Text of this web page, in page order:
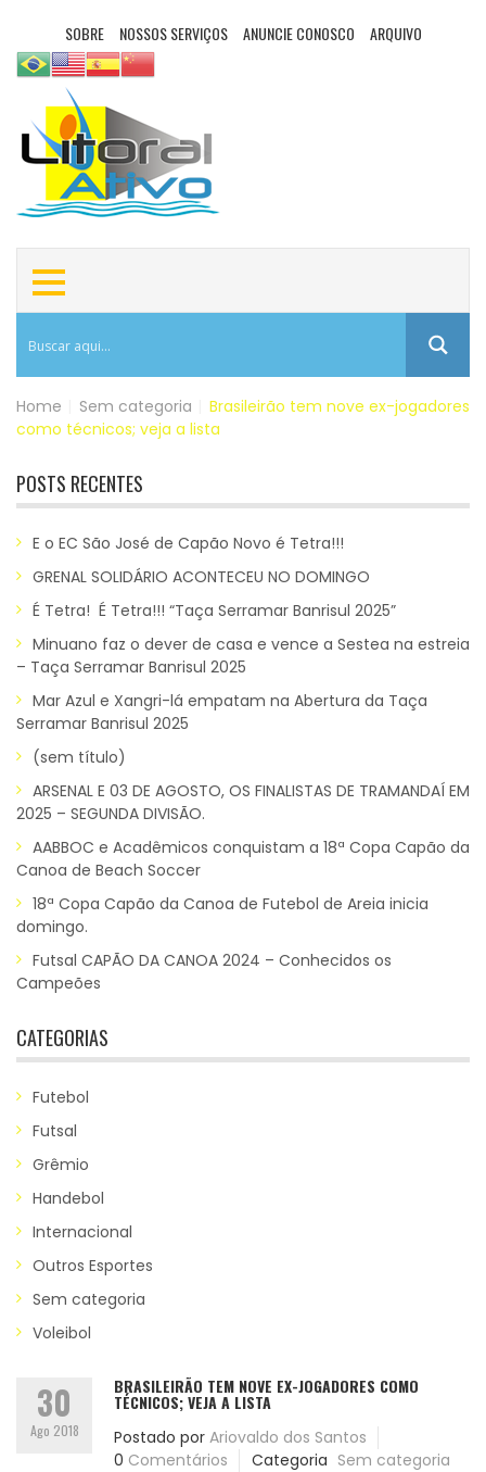
SOBRE NOSSOS SERVIÇOS ANUNCIE CONOSCO ARQUIVO
Home Sem categoria
Brasileirão tem nove ex-jogadores
como técnicos; veja a lista
POSTS RECENTES
E o EC São José de Capão Novo é Tetra!!!
GRENAL SOLIDÁRIO ACONTECEU NO DOMINGO
É Tetra! É Tetra!!! “Taça Serramar Banrisul 2025”
Minuano faz o dever de casa e vence a Sestea na estreia
– Taça Serramar Banrisul 2025
Mar Azul e Xangri-lá empatam na Abertura da Taça
Serramar Banrisul 2025
(sem título)
ARSENAL E 03 DE AGOSTO, OS FINALISTAS DE TRAMANDAÍ EM
2025 – SEGUNDA DIVISÃO.
AABBOC e Acadêmicos conquistam a 18ª Copa Capão da
Canoa de Beach Soccer
18ª Copa Capão da Canoa de Futebol de Areia inicia
domingo.
Futsal CAPÃO DA CANOA 2024 – Conhecidos os
Campeões
CATEGORIAS
Futebol
Futsal
Grêmio
Handebol
Internacional
Outros Esportes
Sem categoria
Voleibol
30
Ago 2018
BRASILEIRÃO TEM NOVE EX-JOGADORES COMO
TÉCNICOS; VEJA A LISTA
Postado por Ariovaldo dos Santos
0 Comentários Categoria Sem categoria